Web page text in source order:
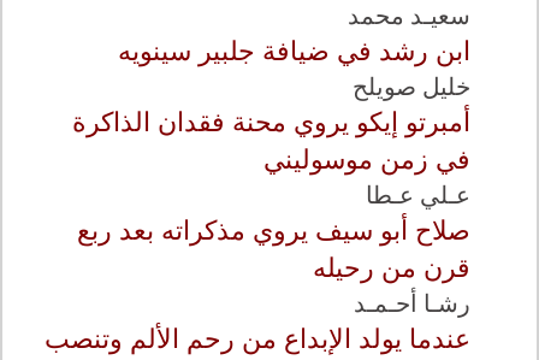
سعيـد محمد
ابن رشد في ضيافة جلبير سينويه
خليل صويلح
أمبرتو إيكو يروي محنة فقدان الذاكرة
في زمن موسوليني
عـلي عـطا
صلاح أبو سيف يروي مذكراته بعد ربع
قرن من رحيله
رشـا أحـمـد
عندما يولد الإبداع من رحم الألم وتنصب